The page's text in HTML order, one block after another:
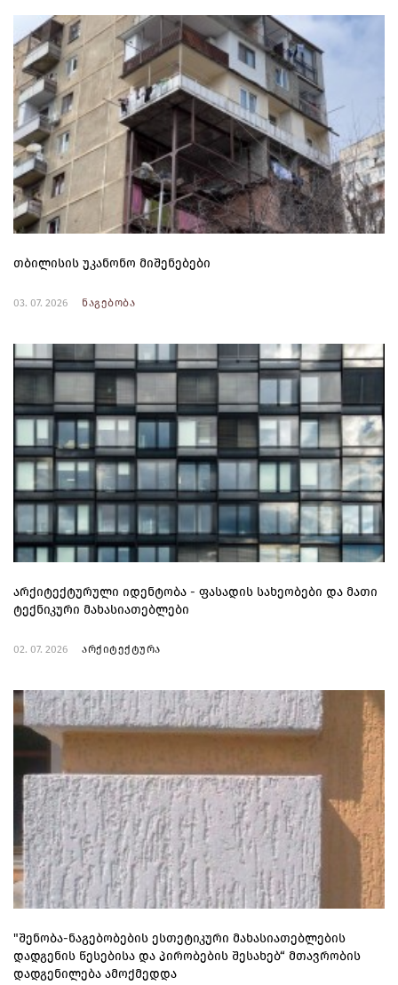
თბილისის უკანონო მიშენებები
03. 07. 2026 ნაგებობა
არქიტექტურული იდენტობა - ფასადის სახეობები და მათი
ტექნიკური მახასიათებლები
02. 07. 2026 არქიტექტურა
"შენობა-ნაგებობების ესთეტიკური მახასიათებლების
დადგენის წესებისა და პირობების შესახებ“ მთავრობის
დადგენილება ამოქმედდა